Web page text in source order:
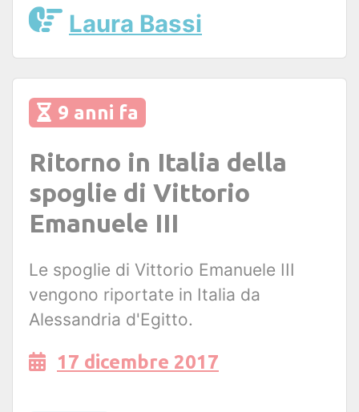
Laura Bassi
9 anni fa
Ritorno in Italia della
spoglie di Vittorio
Emanuele III
Le spoglie di Vittorio Emanuele III
vengono riportate in Italia da
Alessandria d'Egitto.
17 dicembre 2017